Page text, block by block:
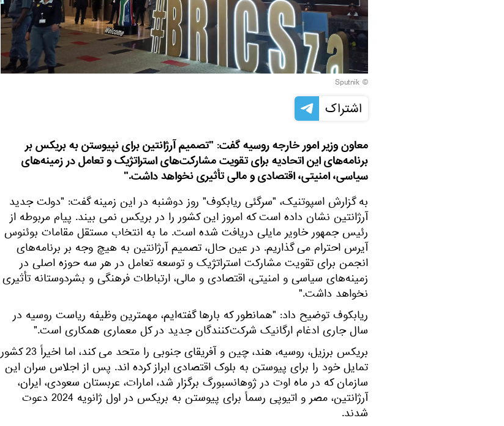
© Sputnik
اشتراک
معاون وزیر امور خارجه روسیه گفت: "تصمیم آرژانتین برای نپیوستن به بریکس بر
برنامه‌های این اتحادیه برای تقویت مشارکت‌های استراتژیک و تعامل در زمینه‌های
سیاسی، امنیتی، اقتصادی و مالی تأثیری نخواهد داشت."
به گزارش اسپوتنیک، "سرگئی ریابکوف" روز دوشنبه در این زمینه گفت: "دولت جدید
آرژانتین نشان داده است که امروز این کشور را در بریکس نمی بیند. پیام مربوطه از
رئیس جمهور خاویر مایلی دریافت شده است. ما به انتخاب مستقل مقامات بوئنوس
آیرس احترام می گذاریم. در عین حال، تصمیم آرژانتین به هیچ وجه بر برنامه‌های
انجمن برای تقویت مشارکت استراتژیک و توسعه تعامل در هر سه حوزه اصلی در
زمینه‌های سیاسی و امنیتی، اقتصادی و مالی، ارتباطات فرهنگی و بشردوستانه تأثیری
نخواهد داشت."
ریابکوف توضیح داد: "همانطور که بارها گفته‌ایم، مهمترین وظیفه ریاست روسیه در
سال جاری ادغام ارگانیک شرکت‌کنندگان جدید در کل معماری همکاری است."
بریکس برزیل، روسیه، هند، چین و آفریقای جنوبی را متحد می کند، اما اخیراً 23 کشور
تمایل خود را برای پیوستن به بلوک اقتصادی ابراز کرده اند. پس از اجلاس سران این
سازمان که در ماه اوت در ژوهانسبورگ برگزار شد، امارات، عربستان سعودی، ایران،
آرژانتین، مصر و اتیوپی رسماً برای پیوستن به بریکس در اول ژانویه 2024 دعوت
شدند.